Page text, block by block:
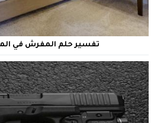
تفسير حلم المفرش في